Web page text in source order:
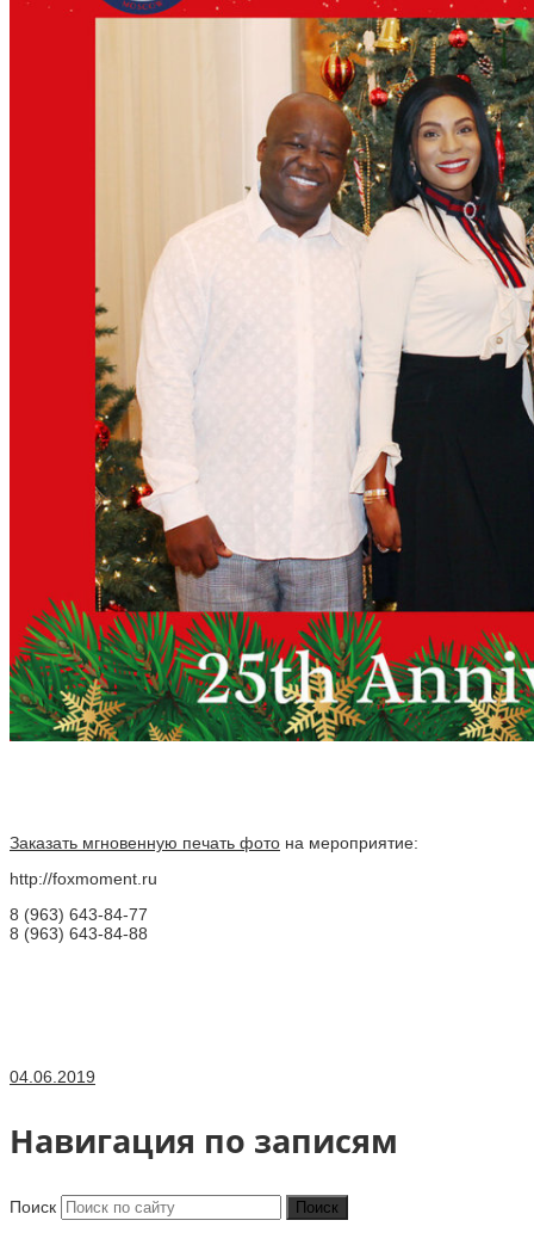
Заказать мгновенную печать фото на мероприятие:
http://foxmoment.ru
8 (963) 643-84-77
8 (963) 643-84-88
04.06.2019
Навигация по записям
Поиск